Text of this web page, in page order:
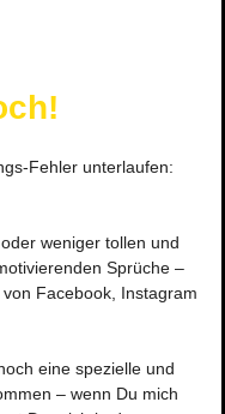
Fehler unterlaufen:
weniger tollen und
Sprüche –
Facebook, Instagram
eine spezielle und
– wenn Du mich